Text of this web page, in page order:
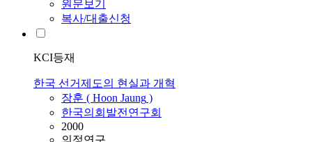
원문보기
복사/대출신청
KCI등재
한국 선거제도의 현실과 개혁
장훈 ( Hoon Jaung )
한국의회발전연구회
2000